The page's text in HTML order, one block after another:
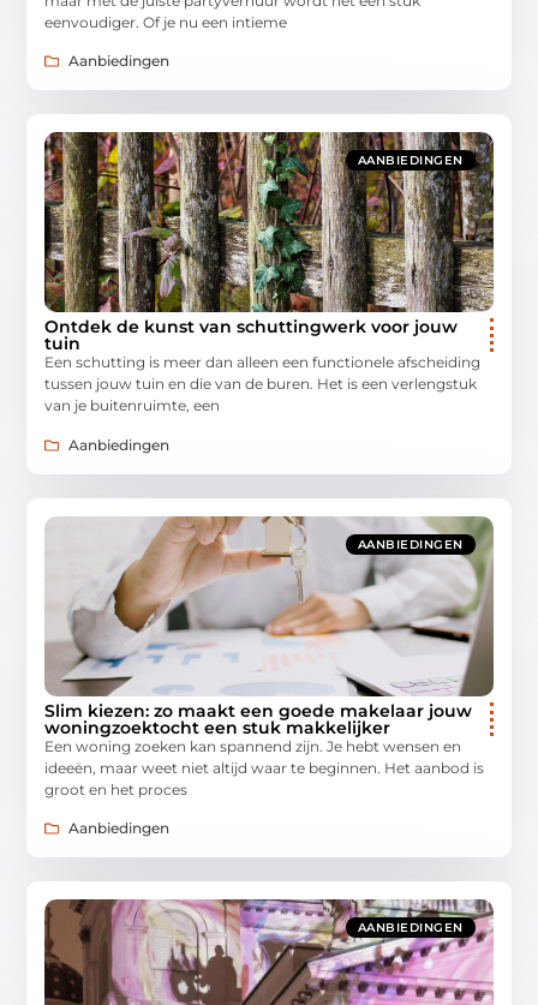
eenvoudiger. Of je nu een intieme
Aanbiedingen
AANBIEDINGEN
Ontdek de kunst van schuttingwerk voor jouw
tuin
Een schutting is meer dan alleen een functionele afscheiding
tussen jouw tuin en die van de buren. Het is een verlengstuk
van je buitenruimte, een
Aanbiedingen
AANBIEDINGEN
Slim kiezen: zo maakt een goede makelaar jouw
woningzoektocht een stuk makkelijker
Een woning zoeken kan spannend zijn. Je hebt wensen en
ideeën, maar weet niet altijd waar te beginnen. Het aanbod is
groot en het proces
Aanbiedingen
AANBIEDINGEN